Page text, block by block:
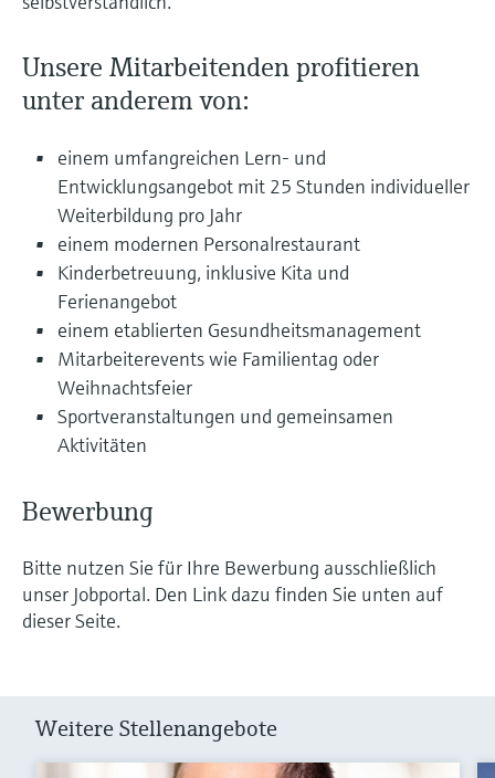
Unsere Mitarbeitenden profitieren
unter anderem von:
einem umfangreichen Lern‑ und
Entwicklungsangebot mit 25 Stunden individueller
Weiterbildung pro Jahr
einem modernen Personalrestaurant
Kinderbetreuung, inklusive Kita und
Ferienangebot
einem etablierten Gesundheitsmanagement
Mitarbeiterevents wie Familientag oder
Weihnachtsfeier
Sportveranstaltungen und gemeinsamen
Aktivitäten
Bewerbung
Bitte nutzen Sie für Ihre Bewerbung ausschließlich
unser Jobportal. Den Link dazu finden Sie unten auf
dieser Seite.
Weitere Stellenangebote